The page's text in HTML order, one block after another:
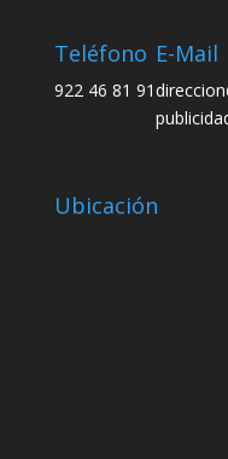
Teléfono
922 46 81 91
E-Mail
Ubicación